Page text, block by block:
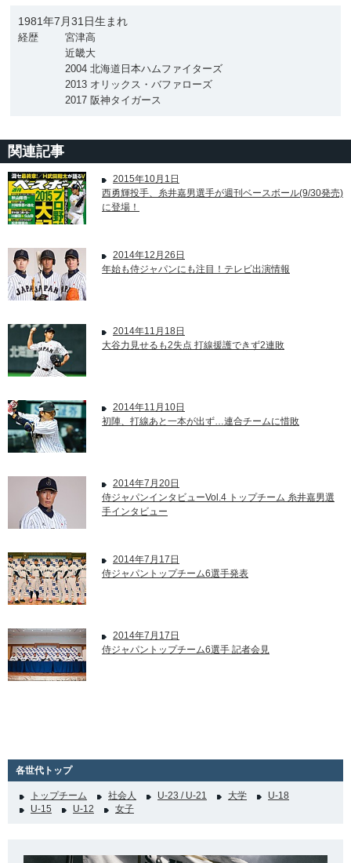
1981年7月31日生まれ
経歴
宮津高
近畿大
2004 北海道日本ハムファイターズ
2013 オリックス・バファローズ
2017 阪神タイガース
関連記事
2015年10月1日
西勇輝投手、糸井嘉男選手が週刊ベースボール(9/30発売)
に登場！
2014年12月26日
年始も侍ジャパンにも注目！テレビ出演情報
2014年11月18日
大谷力見せるも2失点 打線援護できず2連敗
2014年11月10日
初陣、打線あと一本が出ず…連合チームに惜敗
2014年7月20日
侍ジャパンインタビューVol.4 トップチーム 糸井嘉男選
手インタビュー
2014年7月17日
侍ジャパントップチーム6選手発表
2014年7月17日
侍ジャパントップチーム6選手 記者会見
各世代トップ
トップチーム 社会人 U-23 / U-21 大学
U-18
U-15
U-12 女子